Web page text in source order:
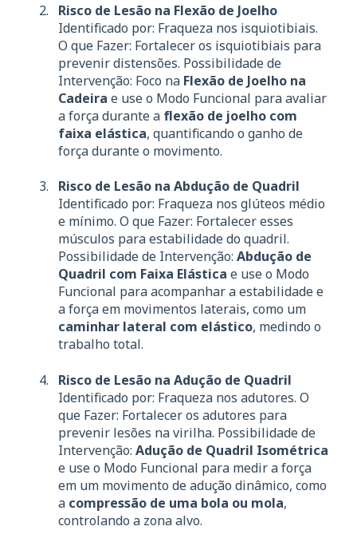
Risco de Lesão na Flexão de Joelho
Identificado por: Fraqueza nos isquiotibiais.
O que Fazer: Fortalecer os isquiotibiais para
prevenir distensões. Possibilidade de
Intervenção: Foco na Flexão de Joelho na
Cadeira e use o Modo Funcional para avaliar
a força durante a flexão de joelho com
faixa elástica, quantificando o ganho de
força durante o movimento.
Risco de Lesão na Abdução de Quadril
Identificado por: Fraqueza nos glúteos médio
e mínimo. O que Fazer: Fortalecer esses
músculos para estabilidade do quadril.
Possibilidade de Intervenção: Abdução de
Quadril com Faixa Elástica e use o Modo
Funcional para acompanhar a estabilidade e
a força em movimentos laterais, como um
caminhar lateral com elástico, medindo o
trabalho total.
Risco de Lesão na Adução de Quadril
Identificado por: Fraqueza nos adutores. O
que Fazer: Fortalecer os adutores para
prevenir lesões na virilha. Possibilidade de
Intervenção: Adução de Quadril Isométrica
e use o Modo Funcional para medir a força
em um movimento de adução dinâmico, como
a compressão de uma bola ou mola,
controlando a zona alvo.